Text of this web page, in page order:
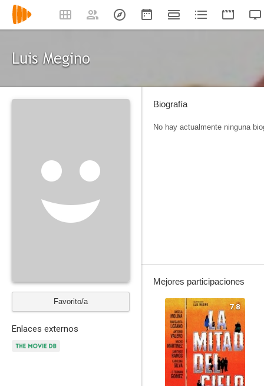
Luis Megino
Favorito/a
Enlaces externos
Biografía
No hay actualmente ninguna
Mejores participaciones
7.8